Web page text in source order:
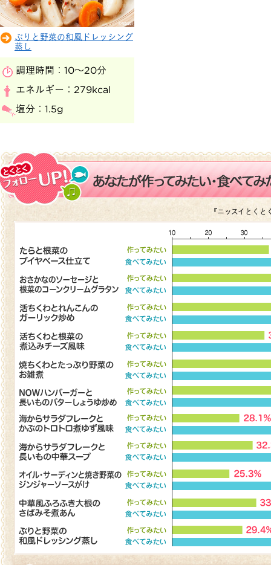
ぶりと野菜の和風ドレッシング
蒸し
調理時間： 10～20分
エネルギー： 279kcal
塩分： 1.5g
『ニッスイとく